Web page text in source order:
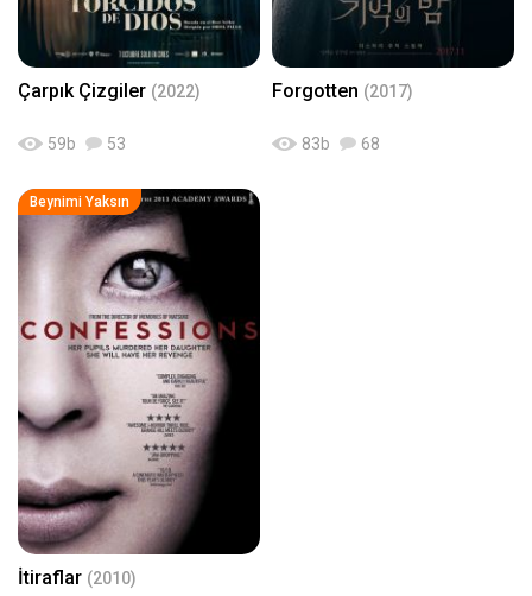
Çarpık Çizgiler (2022)
59b 53
Forgotten (2017)
83b 68
Beynimi Yaksın
İtiraflar (2010)